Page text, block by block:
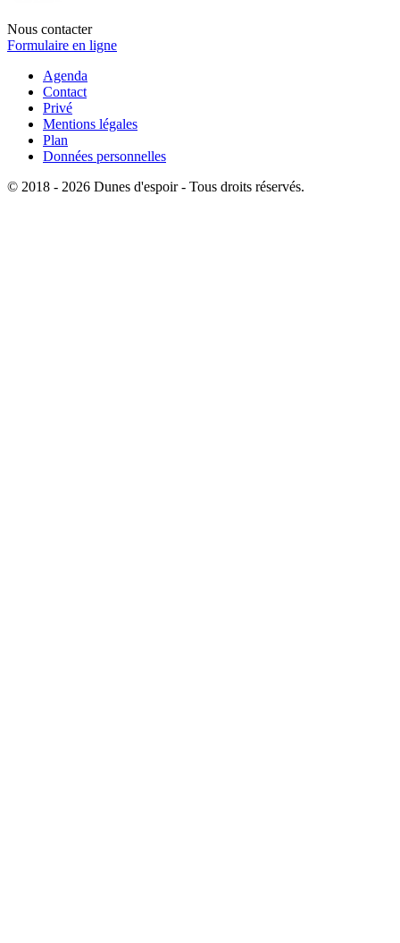
Nous contacter
Formulaire en ligne
Agenda
Contact
Privé
Mentions légales
Plan
Données personnelles
© 2018 - 2026 Dunes d'espoir - Tous droits réservés.